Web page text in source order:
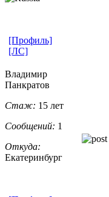
[Профиль]
[ЛС]
Владимир
Панкратов
Стаж: 15 лет
Сообщений: 1
Откуда:
Екатеринбург